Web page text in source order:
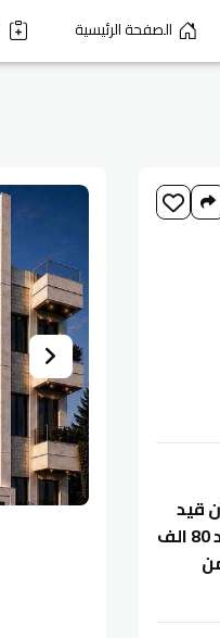
الصفحة الرئيسية
200 متر. اسكان قيد
الانشاء مساحات تبتدأ من 85 متر لحد 175 متر وتبتدأ الاسعار من 50 الف لحد 80 الف